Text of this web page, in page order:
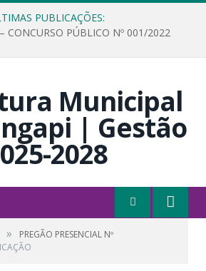
PUBLICAÇÕES:
CONCURSO PÚBLICO Nº 001/2022
»
PREGÃO PRESENCIAL Nº